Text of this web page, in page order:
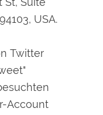
USA.
Twitter
Account